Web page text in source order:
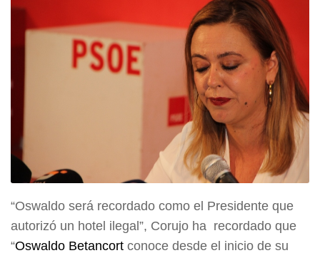
“Oswaldo será recordado como el Presidente que
autorizó un hotel ilegal”, Corujo ha recordado que
“Oswaldo Betancort conoce desde el inicio de su